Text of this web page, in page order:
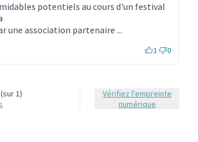
potentiels au cours d'un festival
une association partenaire ...
1 0
1)
Vérifiez l'empreinte
numérique